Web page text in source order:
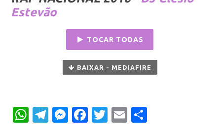
Estevão
TOCAR TODAS
BAIXAR - MEDIAFIRE
WhatsApp
Telegram
Messenger
Facebook
Twitter
Email